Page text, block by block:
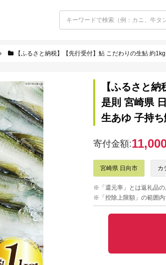
【ふるさと納税】【先行受付】鮎 こだわりの生鮎 約1kg
【ふるさと
是則 宮崎県
生あゆ 子持ち
寄付金額:
宮崎県 日向市 カ
※「還元率」とは返礼品
※「控除上限額」の範囲